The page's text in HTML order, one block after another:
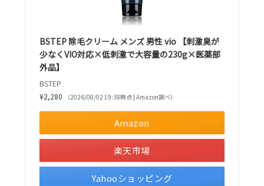
BSTEP 除毛クリーム メンズ 男性 vio 【刺激臭が
少なくVIO対応×低刺激で大容量の230g×医薬部
外品】
BSTEP
¥2,280
（2026/08/02 19:38時点 | Amazon調べ）
Amazon
楽天市場
Yahooショッピング